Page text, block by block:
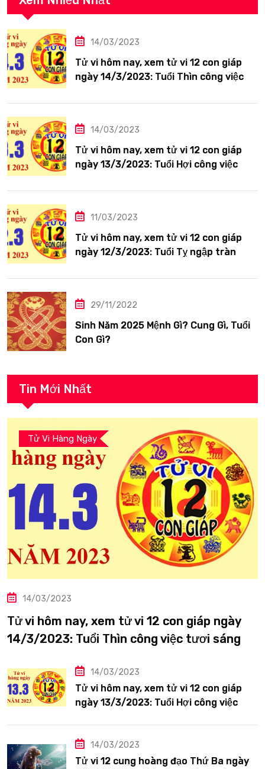
14/03/2023
Tử vi hôm nay, xem tử vi 12 con giáp
ngày 14/3/2023: Tuổi Thìn công việc
14/03/2023
Tử vi hôm nay, xem tử vi 12 con giáp
ngày 13/3/2023: Tuổi Hợi công việc
11/03/2023
Tử vi hôm nay, xem tử vi 12 con giáp
ngày 12/3/2023: Tuổi Tỵ ngập tràn
29/11/2022
Sinh Năm 2025 Mệnh Gì? Cung Gì, Tuổi
Con Gì?
Tin Mới Nhất
Tử Vi Hàng Ngày
14/03/2023
Tử vi hôm nay, xem tử vi 12 con giáp ngày
14/3/2023: Tuổi Thìn công việc tươi sáng
14/03/2023
Tử vi hôm nay, xem tử vi 12 con giáp
ngày 13/3/2023: Tuổi Hợi công việc
14/03/2023
Tử vi 12 cung hoàng đạo Thứ Ba ngày